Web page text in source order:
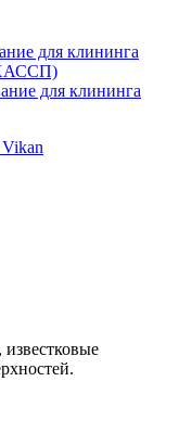
для клининга
ХАССП)
для клининга